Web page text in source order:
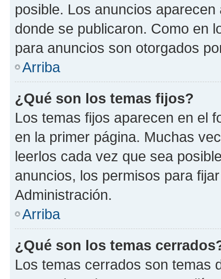
posible. Los anuncios
donde se publicaron. Como en
para anuncios son otorgados
Arriba
¿Qué son los temas fijos?
Los temas fijos aparecen en el
en la primer página. Muchas
leerlos cada vez que sea
anuncios, los permisos para
Administración.
Arriba
¿Qué son los temas
Los temas cerrados son temas